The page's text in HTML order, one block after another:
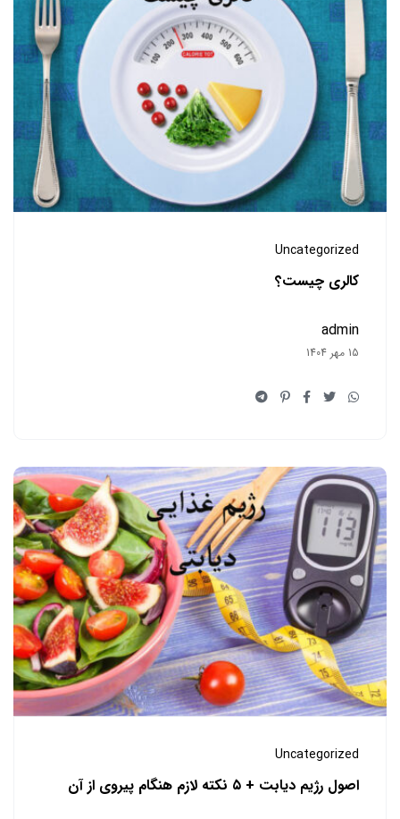
Uncategorized
کالری چیست؟
admin
15 مهر 1404
Uncategorized
اصول رژیم دیابت + ۵ نکته لازم هنگام پیروی از آن